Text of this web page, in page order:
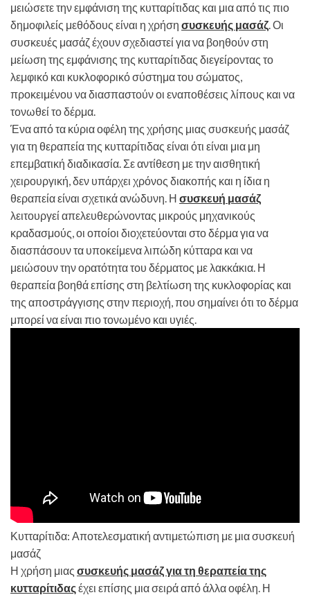
μειώσετε την εμφάνιση της κυτταρίτιδας και μια από τις πιο
δημοφιλείς μεθόδους είναι η χρήση συσκευής μασάζ. Οι
συσκευές μασάζ έχουν σχεδιαστεί για να βοηθούν στη
μείωση της εμφάνισης της κυτταρίτιδας διεγείροντας το
λεμφικό και κυκλοφορικό σύστημα του σώματος,
προκειμένου να διασπαστούν οι εναποθέσεις λίπους και να
τονωθεί το δέρμα.
Ένα από τα κύρια οφέλη της χρήσης μιας συσκευής μασάζ
για τη θεραπεία της κυτταρίτιδας είναι ότι είναι μια μη
επεμβατική διαδικασία. Σε αντίθεση με την αισθητική
χειρουργική, δεν υπάρχει χρόνος διακοπής και η ίδια η
θεραπεία είναι σχετικά ανώδυνη. Η συσκευή μασάζ
λειτουργεί απελευθερώνοντας μικρούς μηχανικούς
κραδασμούς, οι οποίοι διοχετεύονται στο δέρμα για να
διασπάσουν τα υποκείμενα λιπώδη κύτταρα και να
μειώσουν την ορατότητα του δέρματος με λακκάκια. Η
θεραπεία βοηθά επίσης στη βελτίωση της κυκλοφορίας και
της αποστράγγισης στην περιοχή, που σημαίνει ότι το δέρμα
μπορεί να είναι πιο τονωμένο και υγιές.
Κυτταρίτιδα: Αποτελεσματική αντιμετώπιση με μια συσκευή
μασάζ
Η χρήση μιας συσκευής μασάζ για τη θεραπεία της
κυτταρίτιδαςέχει επίσης μια σειρά από άλλα οφέλη. Η